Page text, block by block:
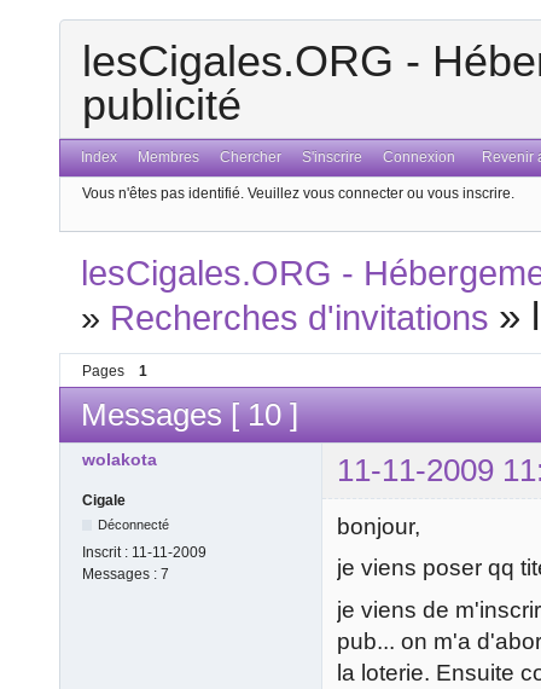
lesCigales.ORG -
publicité
Index Membres Chercher S'inscrire Connexion Revenir
Vous n'êtes pas identifié. Veuillez vous connecter ou vous inscrire.
lesCigales.ORG -
» Recherches d'invitations »
Pages 1
Messages [ 10 ]
wolakota 11-11-2009
Cigale
Déconnecté
Inscrit : 11-11-2009
Messages : 7
bonjour,
je viens poser qq
je viens de
pub... on m'a
la loterie. Ensuite